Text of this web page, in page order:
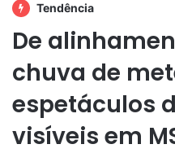
Tendência
De
chuva de
espetáculos
visíveis em